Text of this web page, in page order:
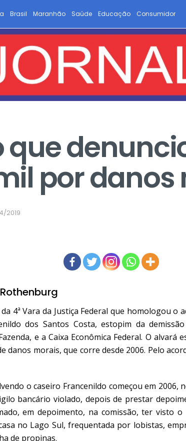
Brasil Maranhão Saúde Educação Consumidor
que
por
2019
4ª Vara da Justiça Federal que homologou o
dos Santos Costa, estopim da
e a Caixa Econômica Federal. O alvará
danos morais, que corre desde 2006. Pelo
o caseiro Francenildo começou em 2006,
bancário violado, depois de prestar
em depoimento, na comissão, ter visto
no Lago Sul, frequentada por lobistas,
de propinas.